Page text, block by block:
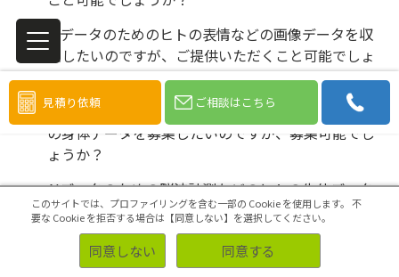
AIデータのためのヒトの表情などの画像データを収
集したいのですが、ご提供いただくこと可能でしょ
うか？
AIデータのための身長や体重、姿勢計測などのヒト
の身体データを募集したいのですが、募集可能でし
ょうか？
AIデータのための脳波計測などのヒトの生体データ
を募集したいのですが、募集可能でしょうか？
AIデータのためのヒトの表情などの被写体の写真を
募集したいのですが、募集可能でしょうか？
見積り依頼 ご相談はこちら
このサイトでは、プロファイリングを含む一部の Cookie を使用します。 不
要な Cookie を拒否する場合は【同意しない】を選択してください。
同意しない 同意する